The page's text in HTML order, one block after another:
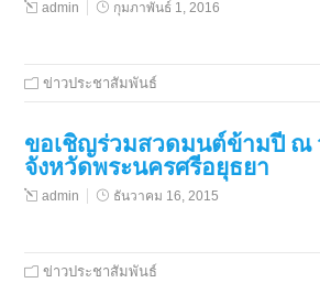
admin กุมภาพันธ์ 1, 2016
ข่าวประชาสัมพันธ์
ขอเชิญร่วมสวดมนต์ข้ามปี ณ
จังหวัดพระนครศรีอยุธยา
admin ธันวาคม 16, 2015
ข่าวประชาสัมพันธ์